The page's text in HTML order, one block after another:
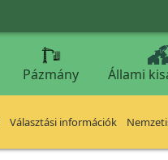
Pázmány Állami
Választási információk